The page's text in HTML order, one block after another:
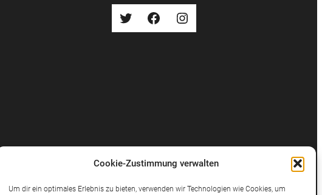
Cookie-Zustimmung verwalten
Um dir ein optimales Erlebnis zu bieten, verwenden wir Technologien wie Cookies, um
Twitter Facebook Instagram